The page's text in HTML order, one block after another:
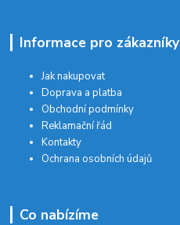
Informace pro zákazníky
Jak nakupovat
Doprava a platba
Obchodní podmínky
Reklamační řád
Kontakty
Ochrana osobních údajů
Co nabízíme